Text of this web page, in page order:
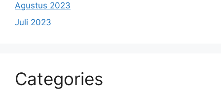
Agustus 2023
Juli 2023
Categories